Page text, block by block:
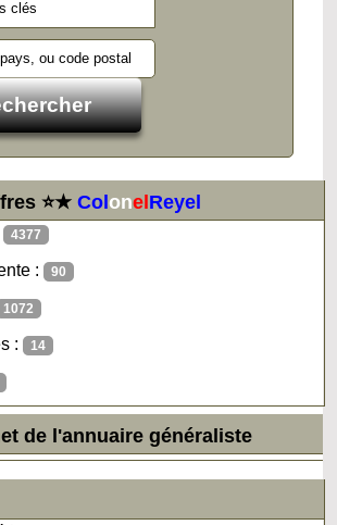
⭐★ColonelReyel
4377
: 90
1072
: 14
de l'annuaire généraliste